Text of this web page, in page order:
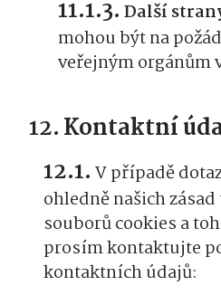
Další
mohou být na
veřejným orgánům
Kontaktní
V případě
ohledně našich
souborů cookies a
prosím kontaktujte
kontaktních údajů: